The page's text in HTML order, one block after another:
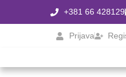
+381 66 428129
Prijava